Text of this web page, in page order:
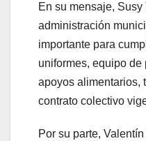
En su mensaje,
administración
importante para
uniformes, equipo
apoyos alimentarios,
contrato colectivo
Por su parte,